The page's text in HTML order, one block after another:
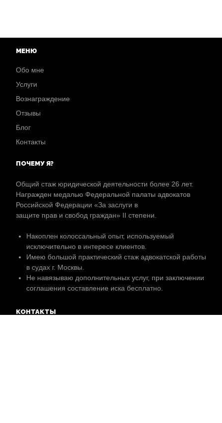
МЕНЮ
Обо мне
Услуги
Вознаграждение
Отзывы
Блог
Контакты
ПОЧЕМУ Я?
Общий стаж юридической деятельности более 26 лет.
Награжден медалью Федеральной палаты адвокатов
Российской Федерации «За заслуги в
защите прав и свобод граждан» II степени.
Накоплен колоссальный опыт, используемый
исключительно в интересе клиентов.
Имею большой практический стаж адвокатской работы
в судах г. Москвы.
Не навязываю дополнительных услуг, при заключении
соглашения составление иска бесплатно.
КОНТАКТЫ